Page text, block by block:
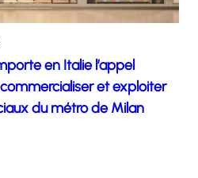
en Italie l’appel
et exploiter
du métro de Milan